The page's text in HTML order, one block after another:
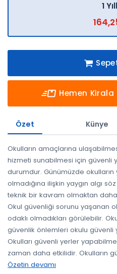
1
Hemen Kirala
Özet Künye
Okulların amaçlarına
hizmeti sunabilmesi için güvenli
durumdur. Günümüzde
olmadığına ilişkin yaygın algı
teknik bir kavram olmaktan
Okul güvenliği sorunu yaşanan
odaklı olmadıkları görülebilir.
güvenlik önlemleri okulu
Okulları güvenli yerler
zaman daha etkilidir. Okulların
Özetin devamı